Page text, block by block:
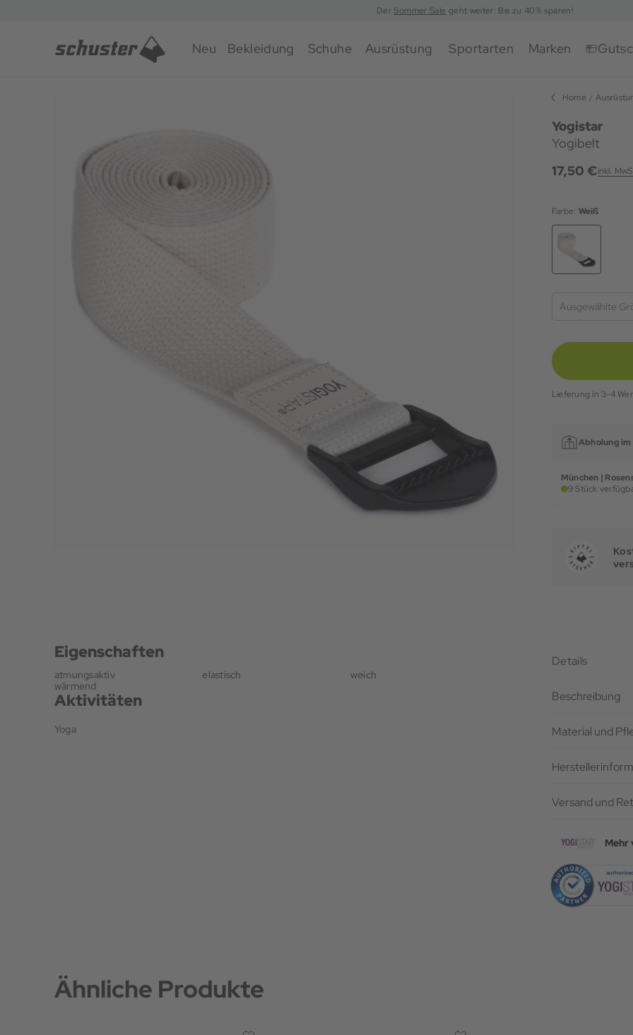
DerSommer Sale geht weiter: Bis zu 40% sparen!
Neu Bekleidung Schuhe Ausrüstung Sportarten Marken
Home
Yogistar
Yogibelt
17,50 €inkl.
Farbe: Weiß
Ausgewählte
Lieferung in 3-4
Abholung im
München |
9 Stück
Eigenschaften
atmungsaktiv elastisch
weich
wärmend
Aktivitäten
Yoga
Details
Beschreibung
Material und
Versand und
Mehr
Ähnliche Produkte